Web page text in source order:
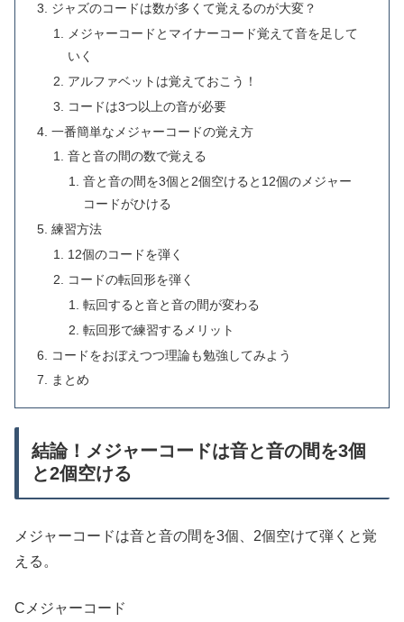
ジャズのコードは数が多くて覚えるのが大変？
メジャーコードとマイナーコード覚えて音を足して
いく
アルファベットは覚えておこう！
コードは3つ以上の音が必要
一番簡単なメジャーコードの覚え方
音と音の間の数で覚える
音と音の間を3個と2個空けると12個のメジャー
コードがひける
練習方法
12個のコードを弾く
コードの転回形を弾く
転回すると音と音の間が変わる
転回形で練習するメリット
コードをおぼえつつ理論も勉強してみよう
まとめ
結論！メジャーコードは音と音の間を3個
と2個空ける
メジャーコードは音と音の間を3個、2個空けて弾くと覚
える。
Cメジャーコード